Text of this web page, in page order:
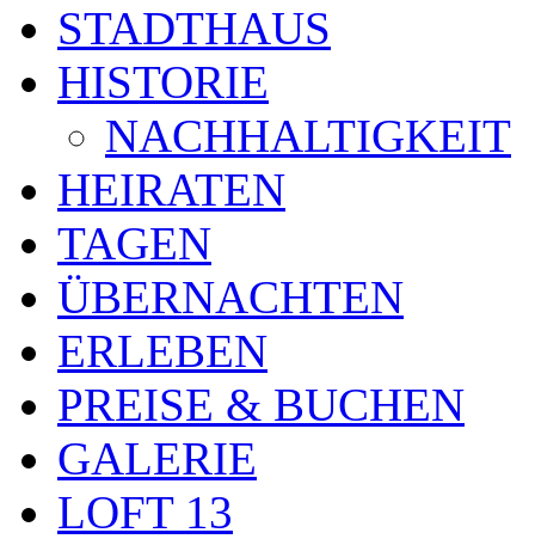
STADTHAUS
HISTORIE
NACHHALTIGKEIT
HEIRATEN
TAGEN
ÜBERNACHTEN
ERLEBEN
PREISE & BUCHEN
GALERIE
LOFT 13